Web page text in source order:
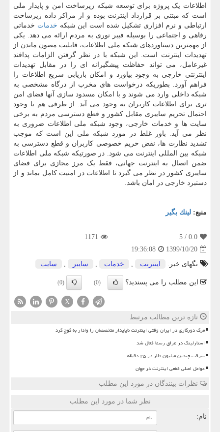
اطلاعات یک پروژه برای توسعه شبکه زیرساخت امن و پایدار ملی
است که مبتنی بر قرارداد اینترنت بوده و از مراکز داده زیرساخت
ارتباطی و نرم افزاری تشکیل شده است این شبکه خدمات خدماتی
رفاهی و اجتماعی را بوسیله فیبر نوری به مردم ارائه می دهد. یکی
از مهمترین دستاوردهای شبکه ملی اطلاعات، قابلیت مصون ماندن از
تهدیدات اینترنت است. این شبکه با در نظر گرفتن الزامات پدافند
غیرعامل، می تواند حفاظت پیشگیرانه ای را در مقابل تهدیدات
اینترنتی خارجی به وجود بیاورد و امکان بازیابی سریع اطلاعات را
فراهم آورد. بطوریکه درخواست های مخرب از درگاه مشخصی به
شبکه داخلی وارد می شوند و با امکان مسدود سازی آنها فضای امن
تری برای اطلاعات کاربران به وجود می آید. از طرفی هم با وجود
احتمال تحریم سایبری مقابل کشور و قطع دسترسی مردم به برخی
سایت ها و خدمات خارجی، وجود شبکه ملی اطلاعات ضروری به
نظر می آید. باور غلط در مورد شبکه ملی این است که موجب
تشدید نظارت ها، نقض حریم خصوصی کاربران و قطع دسترسی به
شبکه بین المللی اینترنت می شود. در صورتیکه شبکه ملی اطلاعات
ضمن اتصال به اینترنت جهانی، فقط یک مرز مجازی برای فضای
سایبری کشور در نظر می گیرد تا اطلاعات در امنیت کامل بماند و از
دستبرد خارجی در امان باشد.
منبع: لینك بگیر
0.0
/ 5
1171
1399/10/20
19:36:08
تگهای خبر:
اینترنت , خدمات , سایبر , سایت
این مطلب را می پسندید؟ (0)
(0)
X
تازه ترین مطالب مرتبط
مرگ دورکاری در ایران وقتی اینترنت ناپایدار متخصصان را وادار به کوچ کرد
استارلینک در عراق رسما فعال شد
سرقت چندین میلیون دلار در ۲۵ دقیقه
عوامل اصلی قطعی اینترنت در جهان
نظرات بینندگان در مورد این مطلب
نظر شما در مورد این مطلب
نام: